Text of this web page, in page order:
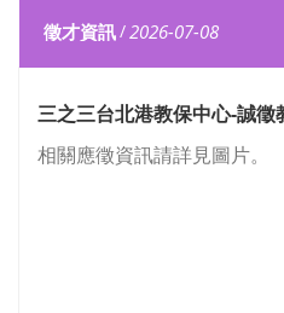
徵才資訊/2026-07-08
三之三台北港教保中心-誠徵
相關應徵資訊請詳見圖片。